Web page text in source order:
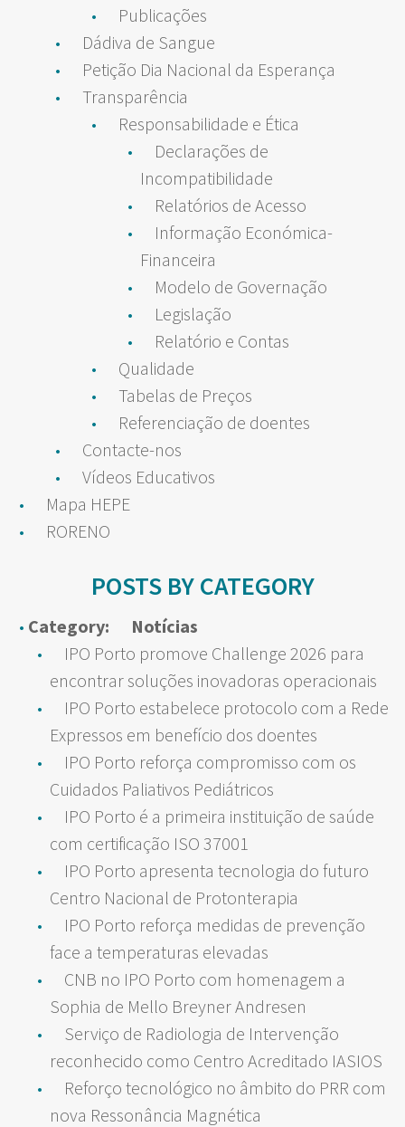
Publicações
Dádiva de Sangue
Petição Dia Nacional da Esperança
Transparência
Responsabilidade e Ética
Declarações de
Incompatibilidade
Relatórios de Acesso
Informação Económica-
Financeira
Modelo de Governação
Legislação
Relatório e Contas
Qualidade
Tabelas de Preços
Referenciação de doentes
Contacte-nos
Vídeos Educativos
Mapa HEPE
RORENO
POSTS BY CATEGORY
Category:
Notícias
IPO Porto promove Challenge 2026 para
encontrar soluções inovadoras operacionais
IPO Porto estabelece protocolo com a Rede
Expressos em benefício dos doentes
IPO Porto reforça compromisso com os
Cuidados Paliativos Pediátricos
IPO Porto é a primeira instituição de saúde
com certificação ISO 37001
IPO Porto apresenta tecnologia do futuro
Centro Nacional de Protonterapia
IPO Porto reforça medidas de prevenção
face a temperaturas elevadas
CNB no IPO Porto com homenagem a
Sophia de Mello Breyner Andresen
Serviço de Radiologia de Intervenção
reconhecido como Centro Acreditado IASIOS
Reforço tecnológico no âmbito do PRR com
nova Ressonância Magnética